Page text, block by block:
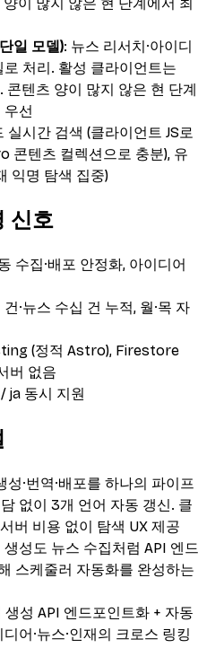
일 모델): 뉴스 리서치·아이디
로 처리. 활성 클라이언트는
. 콘텐츠 양이 많지 않은 현 단계
우선
실시간 검색 (클라이언트 JS로
콘텐츠 컬렉션으로 충분), 유
익명 탐색 집중)
신호
수집·배포 안정화, 아이디어
·뉴스 수십 건 누적, 월·목 자
(정적 Astro), Firestore
버 없음
ja 동시 지원
성·번역·배포를 하나의 파이프
없이 3개 언어 자동 갱신. 클
버 비용 없이 탐색 UX 제공
생성도 뉴스 수집처럼 API 엔드
스케줄러 자동화를 완성하는
생성 API 엔드포인트화 + 자동
어·뉴스·인재의 크로스 링킹